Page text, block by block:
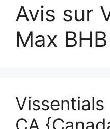
Avis sur
Max
Vissentials